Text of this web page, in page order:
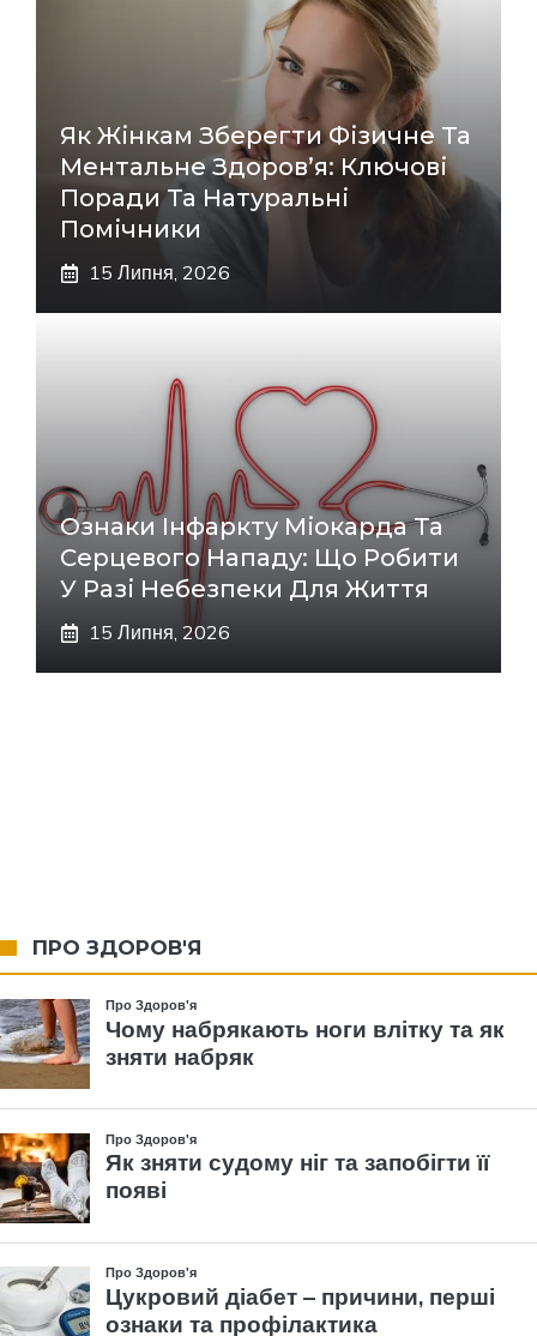
Як Жінкам Зберегти Фізичне Та
Ментальне Здоров’я: Ключові
Поради Та Натуральні
Помічники
15 Липня, 2026
Ознаки Інфаркту Міокарда Та
Серцевого Нападу: Що Робити
У Разі Небезпеки Для Життя
15 Липня, 2026
ПРО ЗДОРОВ'Я